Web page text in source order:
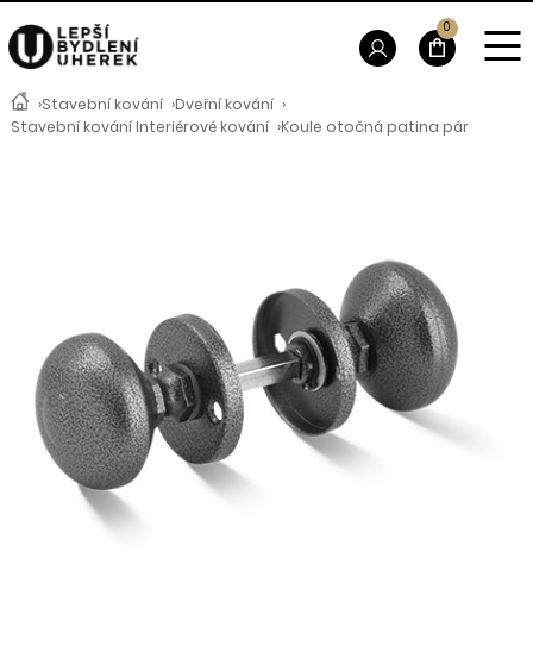
›Stavební kování ›Dveřní kování ›
Stavební kování Interiérové kování ›Koule otočná patina pár
0